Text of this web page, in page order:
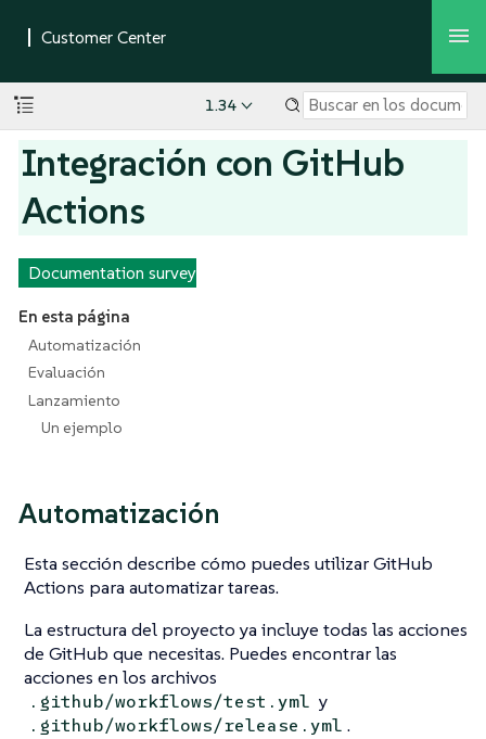
1.34
Integración con GitHub
Actions
Documentation survey
En esta página
Automatización
Evaluación
Lanzamiento
Un ejemplo
Automatización
Esta sección describe cómo puedes utilizar GitHub
Actions para automatizar tareas.
La estructura del proyecto ya incluye todas las acciones
de GitHub que necesitas. Puedes encontrar las
acciones en los archivos
.github/workflows/test.yml y
.github/workflows/release.yml .